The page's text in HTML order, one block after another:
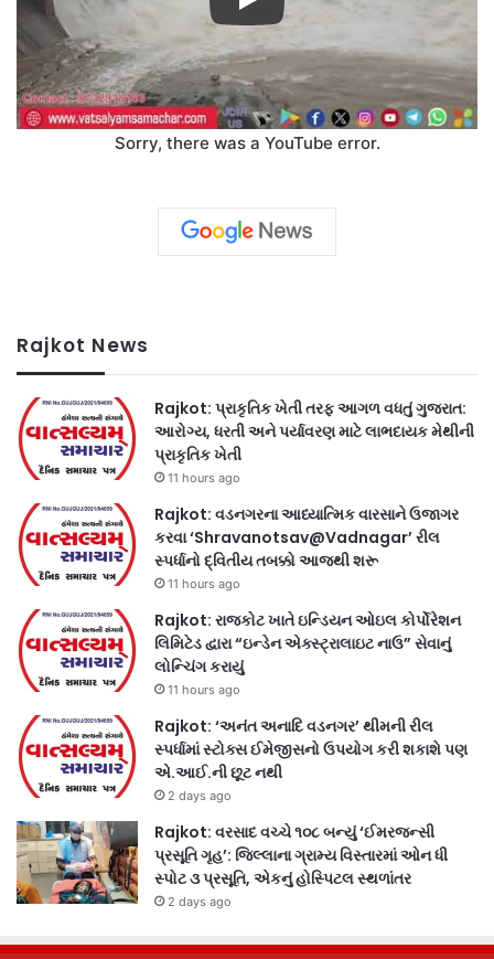
Sorry, there was a YouTube error.
Rajkot News
Rajkot: પ્રાકૃતિક ખેતી તરફ આગળ વધતું ગુજરાત:
આરોગ્ય, ધરતી અને પર્યાવરણ માટે લાભદાયક મેથીની
પ્રાકૃતિક ખેતી
11 hours ago
Rajkot: વડનગરના આધ્યાત્મિક વારસાને ઉજાગર
કરવા ‘Shravanotsav@Vadnagar’ રીલ
સ્પર્ધાનો દ્વિતીય તબક્કો આજથી શરૂ
11 hours ago
Rajkot: રાજકોટ ખાતે ઇન્ડિયન ઓઇલ કોર્પોરેશન
લિમિટેડ દ્વારા “ઇન્ડેન એક્સ્ટ્રાલાઇટ નાઉ” સેવાનું
લોન્ચિંગ કરાયું
11 hours ago
Rajkot: ‘અનંત અનાદિ વડનગર’ થીમની રીલ
સ્પર્ધામાં સ્ટોક્સ ઈમેજીસનો ઉપયોગ કરી શકાશે પણ
એ.આઈ.ની છૂટ નથી
2 days ago
Rajkot: વરસાદ વચ્ચે ૧૦૮ બન્યું ‘ઈમરજન્સી
પ્રસૂતિ ગૃહ’: જિલ્લાના ગ્રામ્ય વિસ્તારમાં ઓન ધી
સ્પોટ ૩ પ્રસૂતિ, એકનું હોસ્પિટલ સ્થળાંતર
2 days ago